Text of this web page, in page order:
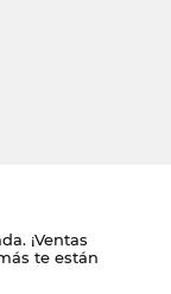
¡Ventas
te están